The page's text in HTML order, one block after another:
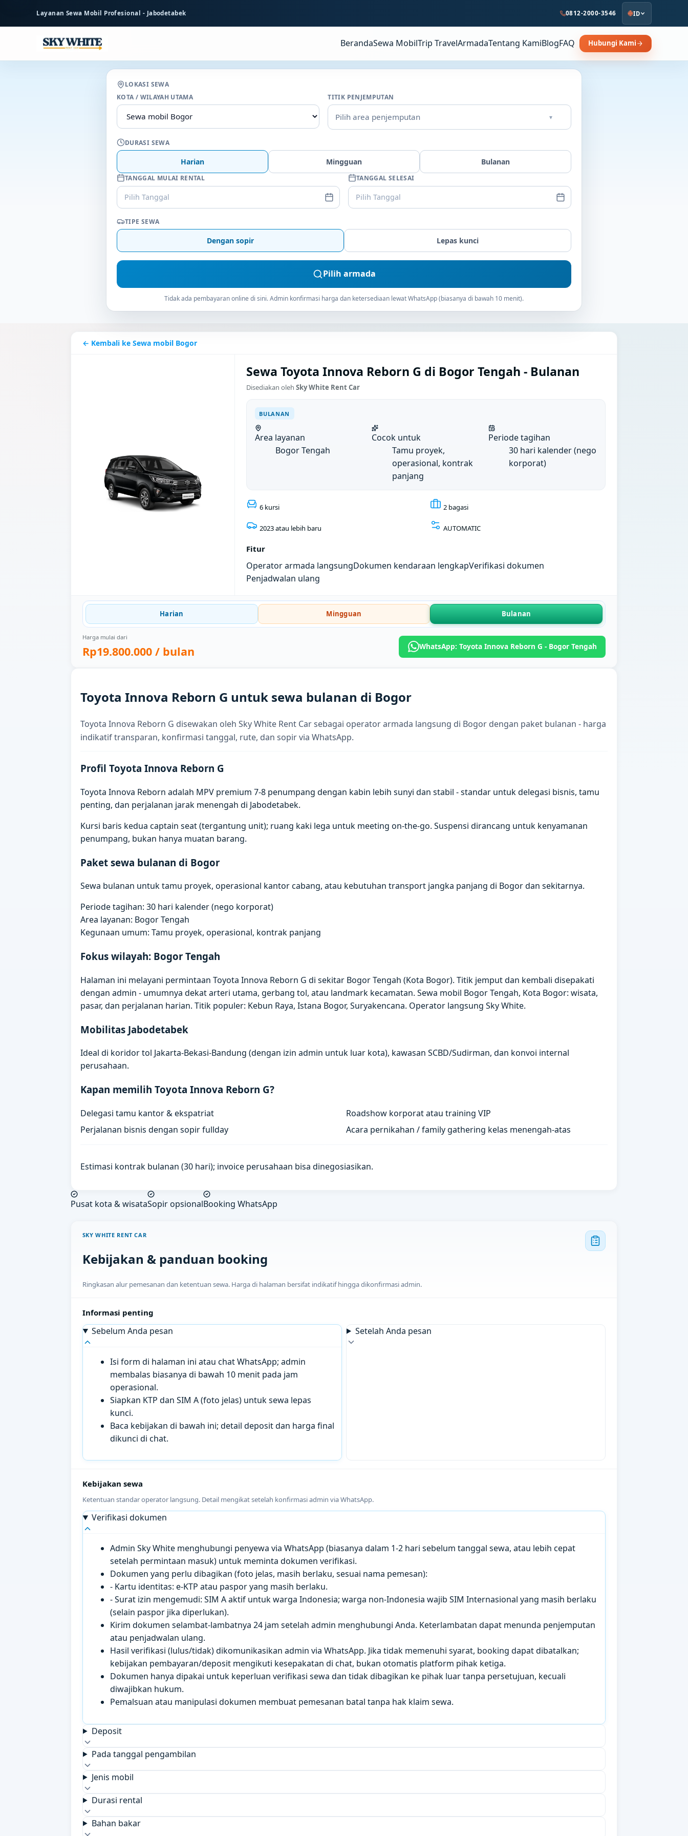
Layanan Sewa Mobil Profesional - Jabodetabek 0812-2000-3546 ID
BerandaSewa MobilTrip TravelArmadaTentang KamiBlogFAQ Hubungi Kami
LOKASI SEWA
KOTA / WILAYAH UTAMA
TITIK PENJEMPUTAN
Pilih area penjemputan ▾
DURASI SEWA
Harian Mingguan Bulanan
TANGGAL MULAI RENTAL
Pilih Tanggal
TANGGAL SELESAI
Pilih Tanggal
TIPE SEWA
Dengan sopir Lepas kunci
Pilih armada
Tidak ada pembayaran online di sini. Admin konfirmasi harga dan ketersediaan lewat WhatsApp (biasanya di bawah 10 menit).
← Kembali ke Sewa mobil Bogor
Sewa Toyota Innova Reborn G di Bogor Tengah - Bulanan
Disediakan oleh Sky White Rent Car
BULANAN
Area layanan
Bogor Tengah
Cocok untuk
Tamu proyek,
operasional, kontrak
panjang
Periode tagihan
30 hari kalender (nego
korporat)
6 kursi 2 bagasi
2023 atau lebih baru AUTOMATIC
Fitur
Operator armada langsungDokumen kendaraan lengkapVerifikasi dokumen
Penjadwalan ulang
Harian Mingguan Bulanan
Harga mulai dari
Rp19.800.000 / bulan WhatsApp: Toyota Innova Reborn G - Bogor Tengah
Toyota Innova Reborn G untuk sewa bulanan di Bogor
Toyota Innova Reborn G disewakan oleh Sky White Rent Car sebagai operator armada langsung di Bogor dengan paket bulanan - harga
indikatif transparan, konfirmasi tanggal, rute, dan sopir via WhatsApp.
Profil Toyota Innova Reborn G
Toyota Innova Reborn adalah MPV premium 7-8 penumpang dengan kabin lebih sunyi dan stabil - standar untuk delegasi bisnis, tamu
penting, dan perjalanan jarak menengah di Jabodetabek.
Kursi baris kedua captain seat (tergantung unit); ruang kaki lega untuk meeting on-the-go. Suspensi dirancang untuk kenyamanan
penumpang, bukan hanya muatan barang.
Paket sewa bulanan di Bogor
Sewa bulanan untuk tamu proyek, operasional kantor cabang, atau kebutuhan transport jangka panjang di Bogor dan sekitarnya.
Periode tagihan: 30 hari kalender (nego korporat)
Area layanan: Bogor Tengah
Kegunaan umum: Tamu proyek, operasional, kontrak panjang
Fokus wilayah: Bogor Tengah
Halaman ini melayani permintaan Toyota Innova Reborn G di sekitar Bogor Tengah (Kota Bogor). Titik jemput dan kembali disepakati
dengan admin - umumnya dekat arteri utama, gerbang tol, atau landmark kecamatan. Sewa mobil Bogor Tengah, Kota Bogor: wisata,
pasar, dan perjalanan harian. Titik populer: Kebun Raya, Istana Bogor, Suryakencana. Operator langsung Sky White.
Mobilitas Jabodetabek
Ideal di koridor tol Jakarta-Bekasi-Bandung (dengan izin admin untuk luar kota), kawasan SCBD/Sudirman, dan konvoi internal
perusahaan.
Kapan memilih Toyota Innova Reborn G?
Delegasi tamu kantor & ekspatriat
Roadshow korporat atau training VIP
Perjalanan bisnis dengan sopir fullday
Acara pernikahan / family gathering kelas menengah-atas
Estimasi kontrak bulanan (30 hari); invoice perusahaan bisa dinegosiasikan.
Pusat kota & wisataSopir opsionalBooking WhatsApp
SKY WHITE RENT CAR
Kebijakan & panduan booking
Ringkasan alur pemesanan dan ketentuan sewa. Harga di halaman bersifat indikatif hingga dikonfirmasi admin.
Informasi penting
Sebelum Anda pesan
Isi form di halaman ini atau chat WhatsApp; admin
membalas biasanya di bawah 10 menit pada jam
operasional.
Siapkan KTP dan SIM A (foto jelas) untuk sewa lepas
kunci.
Baca kebijakan di bawah ini; detail deposit dan harga final
dikunci di chat.
Setelah Anda pesan
Kebijakan sewa
Ketentuan standar operator langsung. Detail mengikat setelah konfirmasi admin via WhatsApp.
Verifikasi dokumen
Admin Sky White menghubungi penyewa via WhatsApp (biasanya dalam 1-2 hari sebelum tanggal sewa, atau lebih cepat
setelah permintaan masuk) untuk meminta dokumen verifikasi.
Dokumen yang perlu dibagikan (foto jelas, masih berlaku, sesuai nama pemesan):
- Kartu identitas: e-KTP atau paspor yang masih berlaku.
- Surat izin mengemudi: SIM A aktif untuk warga Indonesia; warga non-Indonesia wajib SIM Internasional yang masih berlaku
(selain paspor jika diperlukan).
Kirim dokumen selambat-lambatnya 24 jam setelah admin menghubungi Anda. Keterlambatan dapat menunda penjemputan
atau penjadwalan ulang.
Hasil verifikasi (lulus/tidak) dikomunikasikan admin via WhatsApp. Jika tidak memenuhi syarat, booking dapat dibatalkan;
kebijakan pembayaran/deposit mengikuti kesepakatan di chat, bukan otomatis platform pihak ketiga.
Dokumen hanya dipakai untuk keperluan verifikasi sewa dan tidak dibagikan ke pihak luar tanpa persetujuan, kecuali
diwajibkan hukum.
Pemalsuan atau manipulasi dokumen membuat pemesanan batal tanpa hak klaim sewa.
Deposit
Pada tanggal pengambilan
Jenis mobil
Durasi rental
Bahan bakar